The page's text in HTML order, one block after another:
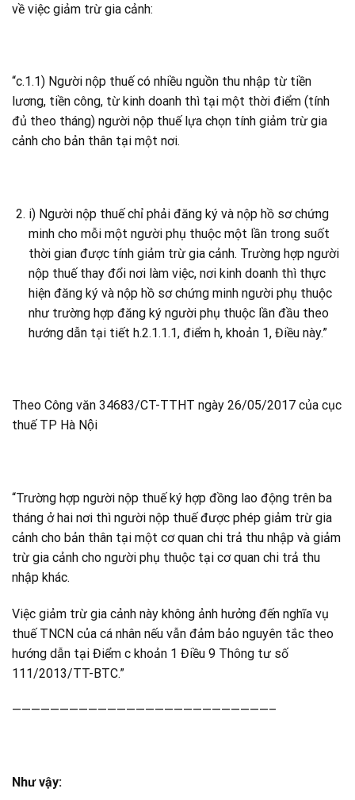
về việc giảm trừ gia cảnh:
“c.1.1) Người nộp thuế có nhiều nguồn thu nhập từ tiền
lương, tiền công, từ kinh doanh thì tại một thời điểm (tính
đủ theo tháng) người nộp thuế lựa chọn tính giảm trừ gia
cảnh cho bản thân tại một nơi.
i) Người nộp thuế chỉ phải đăng ký và nộp hồ sơ chứng
minh cho mỗi một người phụ thuộc một lần trong suốt
thời gian được tính giảm trừ gia cảnh. Trường hợp người
nộp thuế thay đổi nơi làm việc, nơi kinh doanh thì thực
hiện đăng ký và nộp hồ sơ chứng minh người phụ thuộc
như trường hợp đăng ký người phụ thuộc lần đầu theo
hướng dẫn tại tiết h.2.1.1.1, điểm h, khoản 1, Điều này.”
Theo Công văn 34683/CT-TTHT ngày 26/05/2017 của cục
thuế TP Hà Nội
“Trường hợp người nộp thuế ký hợp đồng lao động trên ba
tháng ở hai nơi thì người nộp thuế được phép giảm trừ gia
cảnh cho bản thân tại một cơ quan chi trả thu nhập và giảm
trừ gia cảnh cho người phụ thuộc tại cơ quan chi trả thu
nhập khác.
Việc giảm trừ gia cảnh này không ảnh hưởng đến nghĩa vụ
thuế TNCN của cá nhân nếu vẫn đảm bảo nguyên tắc theo
hướng dẫn tại Điểm c khoản 1 Điều 9 Thông tư số
111/2013/TT-BTC.”
———————————————————————————–
Như vậy: